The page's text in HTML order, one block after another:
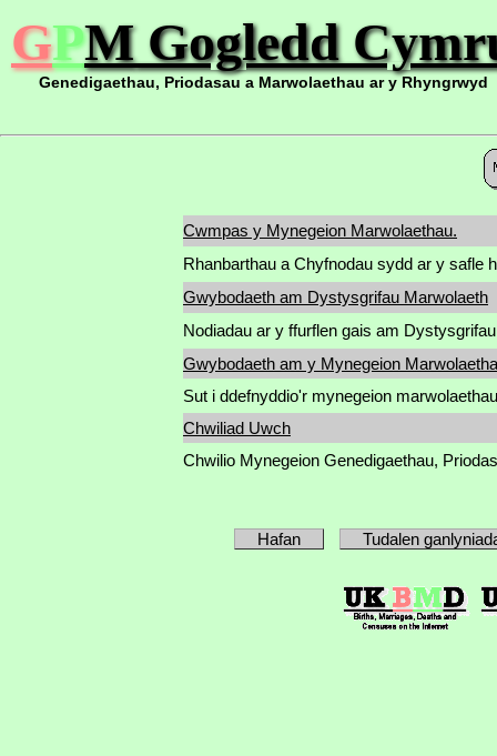
GPMGogledd
Genedigaethau, Priodasau a Marwolaethau ar y Rhyngrwyd
Cwmpas y Mynegeion Marwolaethau.
Rhanbarthau a Chyfnodau sydd ar y safle
Gwybodaeth am Dystysgrifau Marwolaeth
Nodiadau ar y ffurflen gais am
Gwybodaeth am y Mynegeion
Sut i ddefnyddio'r mynegeion
Chwiliad Uwch
Chwilio Mynegeion Genedigaethau,
Hafan Tudalen